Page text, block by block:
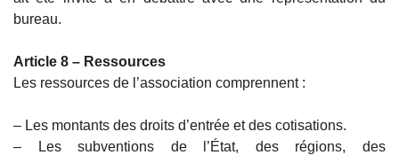
bureau.
Article 8 – Ressources
Les ressources de l’association comprennent :
– Les montants des droits d’entrée et des cotisations.
– Les subventions de l’État, des régions, des